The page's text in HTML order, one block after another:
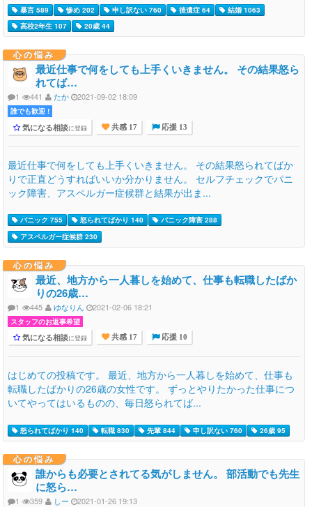
暴言 589
惨め 202 申し訳ない 760 後遺症 64
結婚 1063
高校2年生 107
20歳 44
心の悩み
最近仕事で何をしても上手くいきません。 その結果怒ら
れてば…
1 441 たか 2021-09-02 18:09
誰でも歓迎 !
気になる相談に登録 共感 17 応援 13
最近仕事で何をしても上手くいきません。 その結果怒られてばか
りで正直どうすればいいか分かりません。 セルフチェックでパニ
ック障害、アスペルガー症候群と結果が出ま...
パニック 755 怒られてばかり 140
パニック障害 288
アスペルガー症候群 230
心の悩み
最近、地方から一人暮しを始めて、仕事も転職したばか
りの26歳…
1 445 ゆなりん 2021-02-06 18:21
スタッフのお返事希望
気になる相談に登録 共感 17 応援 10
はじめての投稿です。 最近、地方から一人暮しを始めて、仕事も
転職したばかりの26歳の女性です。 ずっとやりたかった仕事につ
いてやってはいるものの、毎日怒られてば...
怒られてばかり 140 転職 830 先輩 844 申し訳ない 760 26歳 95
心の悩み
誰からも必要とされてる気がしません。 部活動でも先生
に怒ら…
1 359 しー 2021-01-26 19:13